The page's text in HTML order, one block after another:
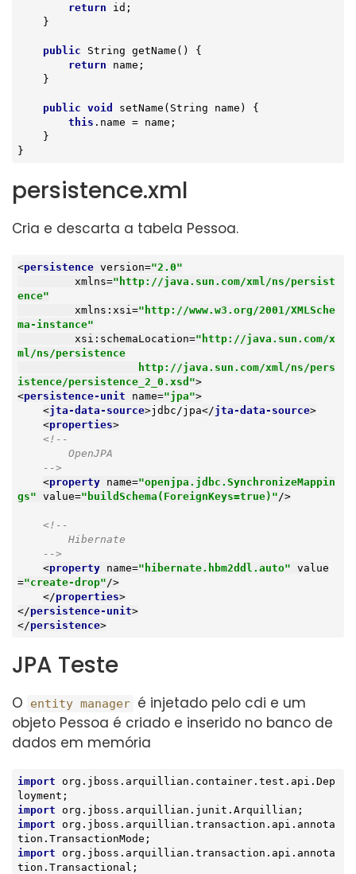
return id;
public String getName ()
{
return name;
public void setName (String name)
{
this .name = name;
}
persistence.xml
Cria e descarta a tabela Pessoa.
<persistence version="2.0"
xmlns="http://java.sun.com/xml/ns/persist
ence"
xmlns:xsi ="http://www.w3.org/2001/XMLSche
ma-instance"
xsi:schemaLocation="http://java.sun.com/x
ml/ns/persistence
istence/persistence_2_0.xsd">
<persistence-unit name="jpa">
<jta-data-source>jdbc/jpa</jta-data-source>
<properties>
<!--
    -->
<property name="openjpa.jdbc.SynchronizeMappin
gs" value="buildSchema(ForeignKeys=true)" />
<!--
    -->
<property name="hibernate.hbm2ddl.auto" value
="create-drop" />
</properties>
</persistence-unit>
</persistence>
JPA Teste
O entity manager é injetado pelo cdi e um
objeto Pessoa é criado e inserido no banco de
dados em memória
import org.jboss.arquillian.container.test.api.Dep
import
import org.jboss.arquillian.transaction.api.annota
import org.jboss.arquillian.transaction.api.annota